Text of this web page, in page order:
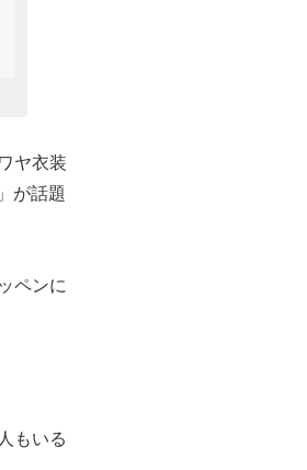
ヤ衣装
」が話題
ペンに
もいる